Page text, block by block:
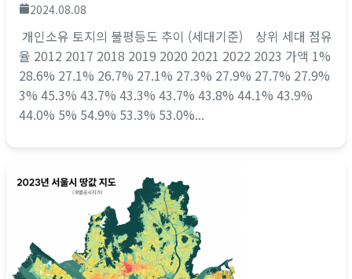
2024.08.08
개인소유 토지의 불평등도 추이 (세대기준) 상위 세대 점유
율 2012 2017 2018 2019 2020 2021 2022 2023 가액 1%
28.6% 27.1% 26.7% 27.1% 27.3% 27.9% 27.7% 27.9%
3% 45.3% 43.7% 43.3% 43.7% 43.8% 44.1% 43.9%
44.0% 5% 54.9% 53.3% 53.0%...